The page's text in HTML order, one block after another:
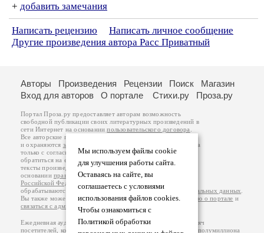
+ добавить замечания
Написать рецензию
Написать личное сообщение
Другие произведения автора Расс Приватный
Мы используем файлы cookie
для улучшения работы сайта.
Оставаясь на сайте, вы
соглашаетесь с условиями
использования файлов cookies.
Чтобы ознакомиться с
Политикой обработки
Авторы Произведения Рецензии Поиск
Магазин
Вход для авторов
О портале Стихи.ру Проза.ру
Портал Проза.ру предоставляет авторам возможность
свободной публикации своих литературных произведений в
сети Интернет на основаниипользовательского договора
Все авторские права на произведения принадлежат авторам
и охраняются законом
. Перепечатка произведений возможна
только с согласия его автора, к которому вы можете
обратиться на его авторской странице. Ответственность за
тексты произведений авторы несут самостоятельно на
основанииправил публикацииизаконодательства
Российской Федерации
обрабатываются на основанииПолитики обработки персональных данных
Вы также можете посмотреть более подробнуюинформацию о портале и
связаться с администрацией
Ежедневная аудитория портала Проза.ру – порядка 100 тысяч
посетителей, которые в общей сумме просматривают более полумиллиона